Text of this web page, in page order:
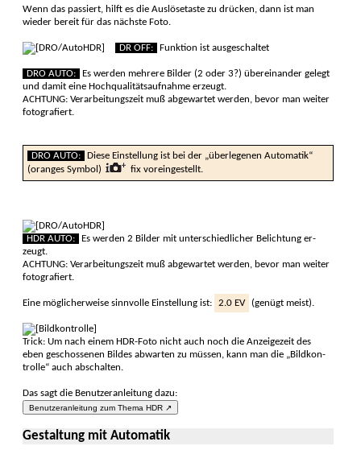
Wenn das passiert, hilft es die Auslöse­taste zu drücken, dann ist man
wieder bereit für das näch­ste Foto.
DR OFF: Funktion ist ausgeschaltet
DRO AUTO:
Es werden mehrere Bilder (2 oder 3?) über­einander ge­legt
und damit eine Hoch­qualitäts­aufnahme erzeugt.
ACHTUNG: Verar­beitungs­zeit muß abge­wartet werden, bevor man weiter
foto­gra­fiert.
DRO AUTO:
Diese Ein­stellung ist bei der „über­legenen Auto­matik“
(oranges Sym­bol)
fix vor­ein­gestellt.
HDR AUTO:
Es werden 2 Bilder mit unter­schiedlicher Be­lich­tung er­
zeugt.
ACHTUNG: Ver­arbeitungs­zeit muß abge­wartet werden, bevor man weiter
foto­gra­fiert.
Eine möglicherweise sinn­volle Ein­stellung ist: 2.0 EV (genügt meist).
Trick: Um nach einem HDR-Foto nicht auch noch die Anzeige­zeit des
eben geschos­senen Bildes abwar­ten zu müssen, kann man die „Bildkon­
trolle“ auch ab­schalten.
Das sagt die Benutzeranleitung dazu:
Benutzeranleitung zum Thema HDR ↗
Gestaltung mit Automatik